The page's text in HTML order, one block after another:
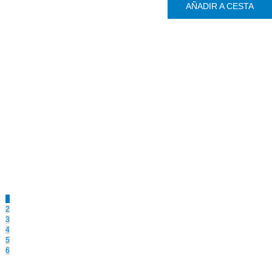
2
3
4
5
6
AÑADIR A CESTA